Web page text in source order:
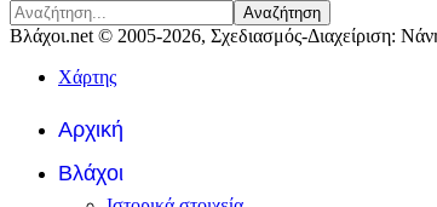
Αναζήτηση
Βλάχοι.net © 2005-2026, Σχεδιασμός-Διαχείριση:
Χάρτης
Αρχική
Βλάχοι